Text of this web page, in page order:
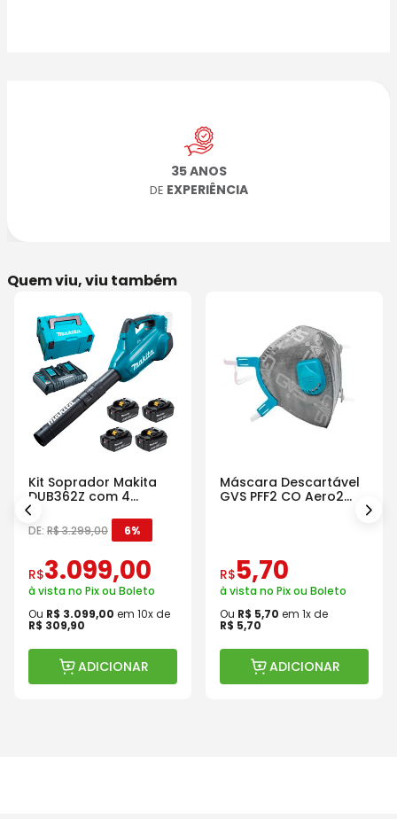
35 ANOS
DE EXPERIÊNCIA
Quem viu, viu também
Kit Soprador Makita
DUB362Z com 4
Baterias Carregador e
Maleta
DE: R$3.299,00 6%
R$3.099,00
à vista no Pix ou Boleto
Ou R$ 3.099,00 em 10x de
R$ 309,90
ADICIONAR
Máscara Descartável
GVS PFF2 CO Aero2
R$5,70
à vista no Pix ou Boleto
Ou R$ 5,70 em 1x de
R$ 5,70
ADICIONAR